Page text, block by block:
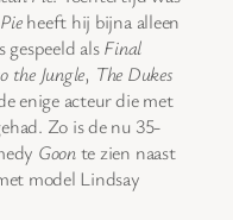
Pieheeft hij bijna alleen
alsFinal
the Jungle, The Dukes
enige acteur die met
Zo is de nu 35-
Goonte zien naast
model Lindsay